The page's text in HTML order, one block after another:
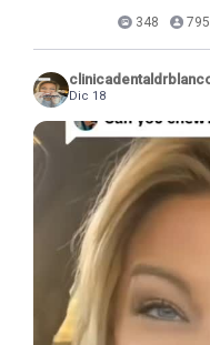
348 795
Dic 18
En este vídeo se aprecia
0